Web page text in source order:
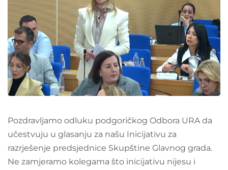
Pozdravljamo odluku podgoričkog Odbora URA da
učestvuju u glasanju za našu Inicijativu za
razrješenje predsjednice Skupštine Glavnog grada.
Ne zamjeramo kolegama što inicijativu nijesu i